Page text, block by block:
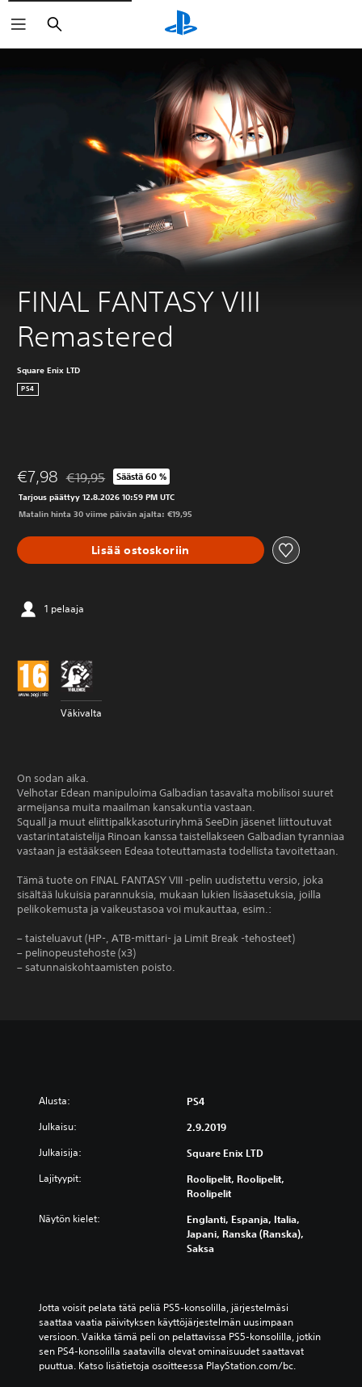
Haku
FINAL FANTASY VIII
Remastered
Square Enix LTD
PS4
€7,98 Alennettu alkuperäisestä hinnasta €19,95
€19,95 Säästä 60 %
Tarjous päättyy 12.8.2026 10:59 PM UTC
Matalin hinta 30 viime päivän ajalta: €19,95
Lisää ostoskoriin
1 pelaaja
Väkivalta
On sodan aika.
Velhotar Edean manipuloima Galbadian tasavalta mobilisoi suuret
armeijansa muita maailman kansakuntia vastaan.
Squall ja muut eliittipalkkasoturiryhmä SeeDin jäsenet liittoutuvat
vastarintataistelija Rinoan kanssa taistellakseen Galbadian tyranniaa
vastaan ja estääkseen Edeaa toteuttamasta todellista tavoitettaan.
Tämä tuote on FINAL FANTASY VIII -pelin uudistettu versio, joka
sisältää lukuisia parannuksia, mukaan lukien lisäasetuksia, joilla
pelikokemusta ja vaikeustasoa voi mukauttaa, esim.:
– taisteluavut (HP-, ATB-mittari- ja Limit Break -tehosteet)
– pelinopeustehoste (x3)
– satunnaiskohtaamisten poisto.
Alusta: PS4
Julkaisu: 2.9.2019
Julkaisija: Square Enix LTD
Lajityypit:
Roolipelit, Roolipelit,
Roolipelit
Näytön kielet:
Englanti, Espanja, Italia,
Japani, Ranska (Ranska),
Saksa
Jotta voisit pelata tätä peliä PS5-konsolilla, järjestelmäsi
saattaa vaatia päivityksen käyttöjärjestelmän uusimpaan
versioon. Vaikka tämä peli on pelattavissa PS5-konsolilla, jotkin
sen PS4-konsolilla saatavilla olevat ominaisuudet saattavat
puuttua. Katso lisätietoja osoitteessa PlayStation.com/bc.